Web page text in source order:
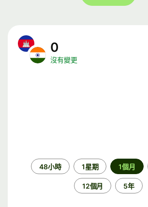
0
沒有變更
48小時 1星期 1個月
12個月 5年